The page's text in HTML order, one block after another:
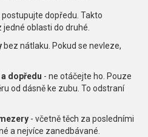
postupujte dopředu. Takto
oblasti do druhé.
bez nátlaku. Pokud se nevleze,
dopředu - ne otáčejte ho. Pouze
od dásně ke zubu. To odstraní
- včetně těch za posledními
a nejvíce zanedbávané.